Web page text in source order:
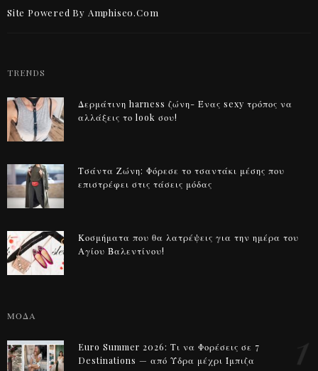
Site Powered By Amphiseo.com
TRENDS
Δερμάτινη harness ζώνη- Ένας sexy τρόπος να
αλλάξεις το look σου!
Τσάντα Ζώνη: Φόρεσε το τσαντάκι μέσης που
επιστρέφει στις τάσεις μόδας
Κοσμήματα που θα λατρέψεις για την ημέρα του
Αγίου Βαλεντίνου!
ΜΟΔΑ
Euro Summer 2026: Τι να Φορέσεις σε 7
Destinations — από Ύδρα μέχρι Ίμπιζα